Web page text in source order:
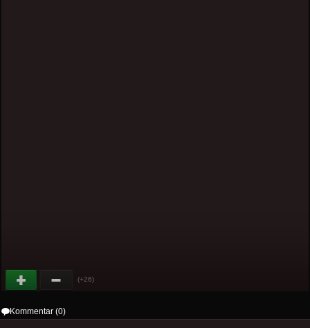
(+26)
Kommentar (0)